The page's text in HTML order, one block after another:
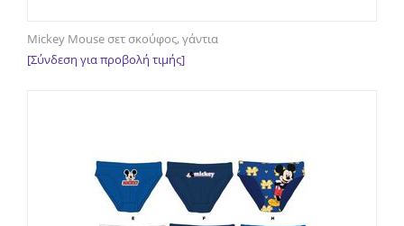
Mickey Mouse σετ σκούφος, γάντια
[Σύνδεση για προβολή τιμής]